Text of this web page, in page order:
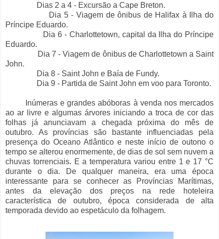
Dias 2 a 4 - Excursão a Cape Breton.
Dia 5 - Viagem de ônibus de Halifax à Ilha do
Príncipe Eduardo.
Dia 6 - Charlottetown, capital da Ilha do Príncipe
Eduardo.
Dia 7 - Viagem de ônibus de Charlottetown a Saint
John.
Dia 8 - Saint John e Baía de Fundy.
Dia 9 - Partida de Saint John em voo para Toronto.
Inúmeras e grandes abóboras à venda nos mercados
ao ar livre e algumas árvores iniciando a troca de cor das
folhas já anunciavam a chegada próxima do mês de
outubro. As províncias são bastante influenciadas pela
presença do Oceano Atlântico e neste início de outono o
tempo se alterou enormemente, de dias de sol sem nuvem a
chuvas torrenciais. E a temperatura variou entre 1 e 17 °C
durante o dia. De qualquer maneira, era uma época
interessante para se conhecer as Províncias Marítimas,
antes da elevação dos preços na rede hoteleira
característica de outubro, época considerada de alta
temporada devido ao espetáculo da folhagem.